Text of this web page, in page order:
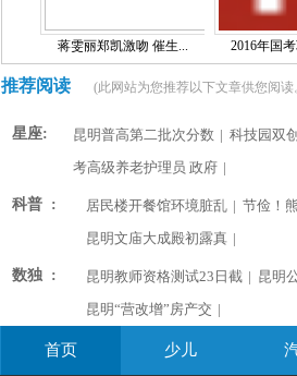
蒋雯丽郑凯激吻 催生... 2016年国
推荐阅读 (此网站为您推荐以下文章供您阅读
星座: 昆明普高第二批次分数 | 科技园双
考高级养老护理员 政府 |
科普 : 居民楼开餐馆环境脏乱 | 节俭！
昆明文庙大成殿初露真 |
数独 : 昆明教师资格测试23日截 | 昆明
昆明“营改增”房产交 |
首页 少儿